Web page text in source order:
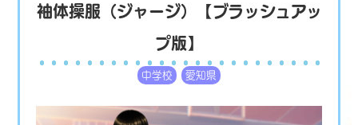
袖体操服（ジャージ）【ブラッシュアッ
プ版】
中学校 愛知県